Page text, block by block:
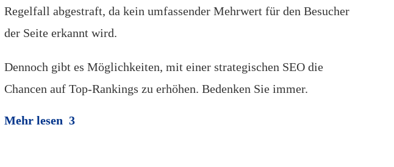
Regelfall abgestraft, da kein umfassender Mehrwert für den Besucher
der Seite erkannt wird.
Dennoch gibt es Möglichkeiten, mit einer strategischen SEO die
Chancen auf Top-Rankings zu erhöhen. Bedenken Sie immer.
Mehr lesen